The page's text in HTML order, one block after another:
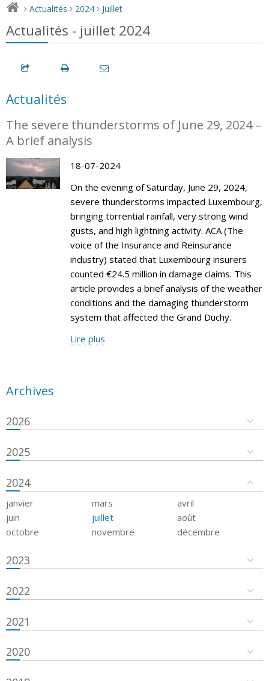
> Actualités > 2024 > Juillet
Actualités - juillet 2024
Actualités
The severe thunderstorms of June 29, 2024 –
A brief analysis
18-07-2024
On the evening of Saturday, June 29, 2024,
severe thunderstorms impacted Luxembourg,
bringing torrential rainfall, very strong wind
gusts, and high lightning activity. ACA (The
voice of the Insurance and Reinsurance
industry) stated that Luxembourg insurers
counted €24.5 million in damage claims. This
article provides a brief analysis of the weather
conditions and the damaging thunderstorm
system that affected the Grand Duchy.
Lire plus
Archives
2026
2025
2024
janvier mars
avril
juin
juillet
août
octobre
novembre décembre
2023
2022
2021
2020